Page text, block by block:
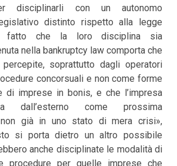
disciplinarli con un autonomo
distinto rispetto alla legge
fatto che la loro disciplina sia
nella bankruptcy law comporta che
soprattutto dagli operatori
concorsuali e non come forme
di imprese in bonis, e che l’impresa
dall’esterno come prossima
non già in uno stato di mera crisi»,
si porta dietro un altro possibile
anche disciplinate le modalità di
procedure per quelle imprese che